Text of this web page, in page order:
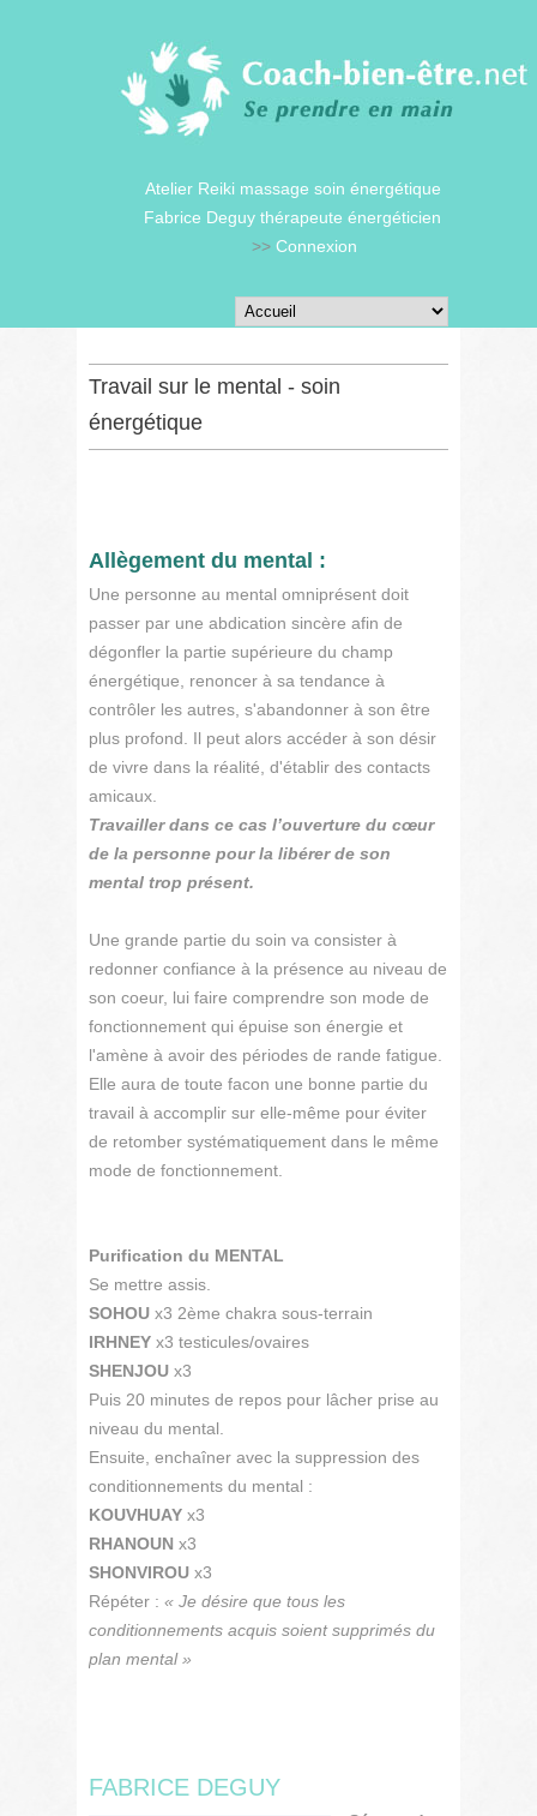
Atelier Reiki massage soin énergétique
Fabrice Deguy thérapeute énergéticien
>> Connexion
Travail sur le mental - soin
énergétique
Allègement du mental :
Une personne au mental omniprésent doit
passer par une abdication sincère afin de
dégonfler la partie supérieure du champ
énergétique, renoncer à sa tendance à
contrôler les autres, s'abandonner à son être
plus profond. Il peut alors accéder à son désir
de vivre dans la réalité, d'établir des contacts
amicaux.
Travailler dans ce cas l’ouverture du cœur
de la personne pour la libérer de son
mental trop présent.
Une grande partie du soin va consister à
redonner confiance à la présence au niveau de
son coeur, lui faire comprendre son mode de
fonctionnement qui épuise son énergie et
l'amène à avoir des périodes de rande fatigue.
Elle aura de toute facon une bonne partie du
travail à accomplir sur elle-même pour éviter
de retomber systématiquement dans le même
mode de fonctionnement.
Purification du MENTAL
Se mettre assis.
SOHOU x3 2ème chakra sous-terrain
IRHNEY x3 testicules/ovaires
SHENJOU x3
Puis 20 minutes de repos pour lâcher prise au
niveau du mental.
Ensuite, enchaîner avec la suppression des
conditionnements du mental :
KOUVHUAY x3
RHANOUN x3
SHONVIROU x3
Répéter : « Je désire que tous les
conditionnements acquis soient supprimés du
plan mental »
FABRICE DEGUY